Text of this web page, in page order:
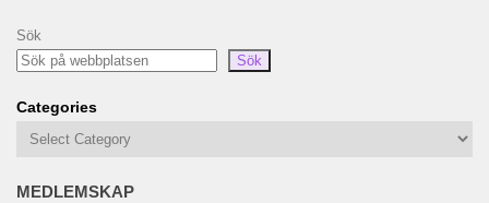
Sök
Sök
Categories
MEDLEMSKAP